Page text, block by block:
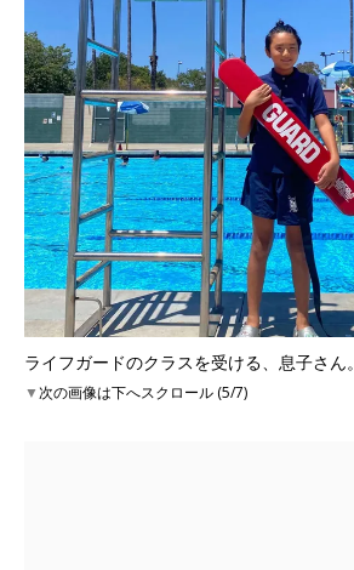
ライフガードのクラスを受ける、息子さん。
▼次の画像は下へスクロール (5/7)